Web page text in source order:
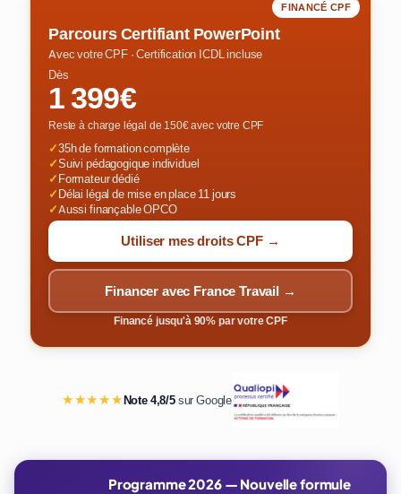
FINANCÉ CPF
Parcours Certifiant PowerPoint
Avec votre CPF · Certification ICDL incluse
Dès
1 399€
Reste à charge légal de 150€ avec votre CPF
✓35h de formation complète
✓Suivi pédagogique individuel
✓Formateur dédié
✓Délai légal de mise en place 11 jours
✓Aussi finançable OPCO
Utiliser mes droits CPF →
Financer avec France Travail →
Financé jusqu'à 90% par votre CPF
★★★★★Note 4,8/5sur Google
Programme 2026 — Nouvelle formule